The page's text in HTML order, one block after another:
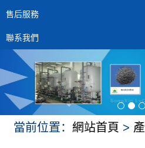
售后服務
聯系我們
當前位置： 網站首頁 >